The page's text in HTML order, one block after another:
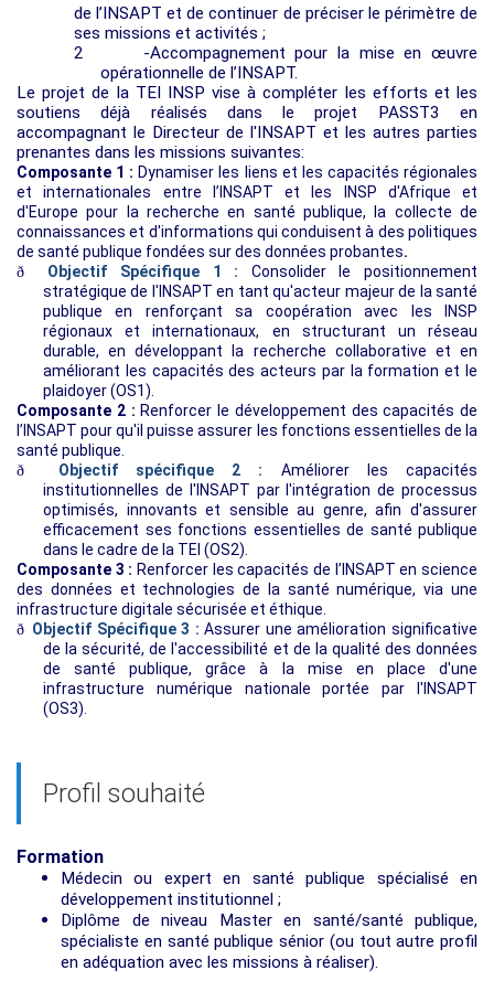
de l’INSAPT et de continuer de préciser le périmètre de
ses missions et activités ;
2
-Accompagnement pour la mise en œuvre
opérationnelle de l’INSAPT.
Le projet de la TEI INSP vise à compléter les efforts et les
soutiens déjà réalisés dans le projet PASST3 en
accompagnant le Directeur de l'INSAPT et les autres parties
prenantes dans les missions suivantes:
Composante 1 : Dynamiser les liens et les capacités régionales
et internationales entre l’INSAPT et les INSP d'Afrique et
d'Europe pour la recherche en santé publique, la collecte de
connaissances et d'informations qui conduisent à des politiques
de santé publique fondées sur des données probantes.
ð Objectif Spécifique 1 : Consolider le positionnement
stratégique de l'INSAPT en tant qu'acteur majeur de la santé
publique en renforçant sa coopération avec les INSP
régionaux et internationaux, en structurant un réseau
durable, en développant la recherche collaborative et en
améliorant les capacités des acteurs par la formation et le
plaidoyer (OS1).
Composante 2 : Renforcer le développement des capacités de
l’INSAPT pour qu'il puisse assurer les fonctions essentielles de la
santé publique.
ð Objectif spécifique 2 : Améliorer les capacités
institutionnelles de l'INSAPT par l'intégration de processus
optimisés, innovants et sensible au genre, afin d'assurer
efficacement ses fonctions essentielles de santé publique
dans le cadre de la TEI (OS2).
Composante 3 : Renforcer les capacités de l’INSAPT en science
des données et technologies de la santé numérique, via une
infrastructure digitale sécurisée et éthique.
ð Objectif Spécifique 3 : Assurer une amélioration significative
de la sécurité, de l'accessibilité et de la qualité des données
de santé publique, grâce à la mise en place d'une
infrastructure numérique nationale portée par l'INSAPT
(OS3).
Profil souhaité
Formation
Médecin ou expert en santé publique spécialisé en
développement institutionnel ;
Diplôme de niveau Master en santé/santé publique,
spécialiste en santé publique sénior (ou tout autre profil
en adéquation avec les missions à réaliser).